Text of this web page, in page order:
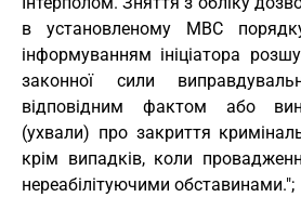
в установленому МВС
інформуванням ініціатора
законної сили
відповідним фактом або
(ухвали) про закриття
крім випадків, коли
нереабілітуючими обставинами.";